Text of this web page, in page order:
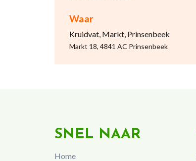
Waar
Kruidvat, Markt, Prinsenbeek
Markt 18, 4841 AC Prinsenbeek
SNEL NAAR
Home